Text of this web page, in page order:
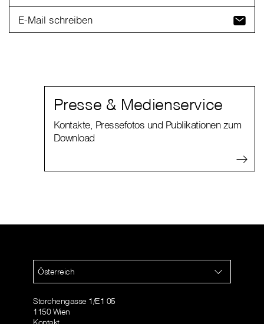
E-Mail schreiben
Presse & Medienservice
Kontakte, Pressefotos und Publikationen zum
Download
Österreich
Storchengasse 1/E1 05
1150 Wien